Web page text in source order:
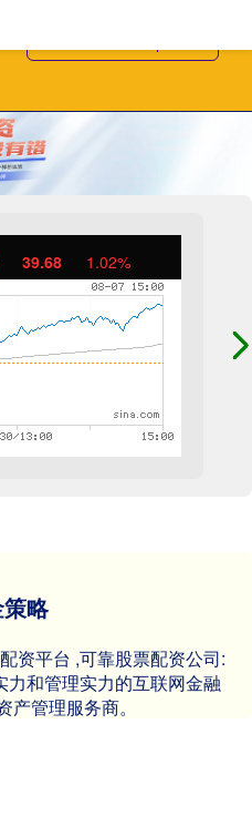
39.68 1.02%
略
资平台 ,可靠股票配资公司:
和管理实力的互联网金融
管理服务商。